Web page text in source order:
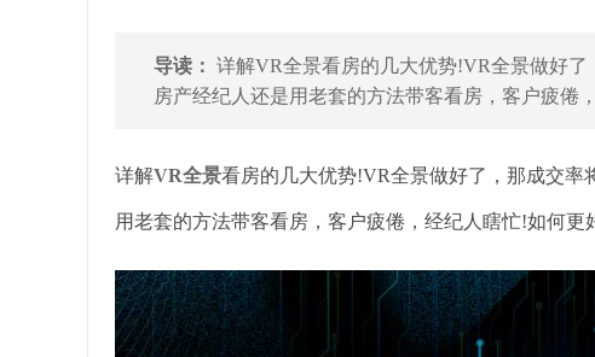
导读： 详解VR全景看房的几大优势!VR全景做好
房产经纪人还是用老套的方法带客看房，客户疲倦
详解VR全景看房的几大优势!VR全景做好了，那成交率
用老套的方法带客看房，客户疲倦，经纪人瞎忙!如何更